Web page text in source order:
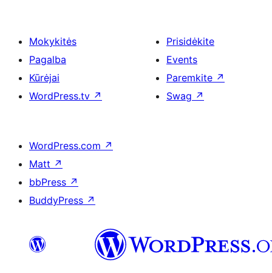
Mokykitės
Pagalba
Kūrėjai
WordPress.tv ↗
Prisidėkite
Events
Paremkite ↗
Swag ↗
WordPress.com ↗
Matt ↗
bbPress ↗
BuddyPress ↗